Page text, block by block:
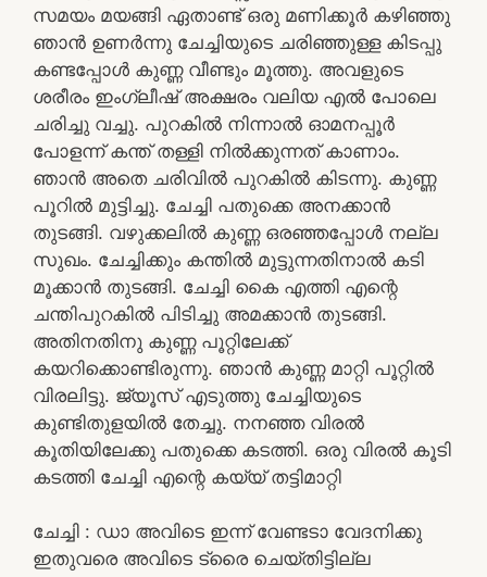
സമയം മയങ്ങി ഏതാണ്ട് ഒരു മണിക്കൂർ കഴിഞ്ഞു
ഞാൻ ഉണർന്നു ചേച്ചിയുടെ ചരിഞ്ഞുള്ള കിടപ്പു
കണ്ടപ്പോൾ കുണ്ണ വീണ്ടും മൂത്തു. അവളുടെ
ശരീരം ഇംഗ്ലീഷ് അക്ഷരം വലിയ എൽ പോലെ
ചരിച്ചു വച്ചു. പുറകിൽ നിന്നാൽ ഓമനപ്പൂർ
പോളന്ന് കന്ത് തള്ളി നിൽക്കുന്നത് കാണാം.
ഞാൻ അതെ ചരിവിൽ പുറകിൽ കിടന്നു. കുണ്ണ
പൂറിൽ മുട്ടിച്ചു. ചേച്ചി പതുക്കെ അനക്കാൻ
തുടങ്ങി. വഴുക്കലിൽ കുണ്ണ ഒരഞ്ഞപ്പോൾ നല്ല
സുഖം. ചേച്ചിക്കും കന്തിൽ മുട്ടുന്നതിനാൽ കടി
മൂക്കാൻ തുടങ്ങി. ചേച്ചി കൈ എത്തി എന്റെ
ചന്തിപുറകിൽ പിടിച്ചു അമക്കാൻ തുടങ്ങി.
അതിനതിനു കുണ്ണ പൂറ്റിലേക്ക്
കയറിക്കൊണ്ടിരുന്നു. ഞാൻ കുണ്ണ മാറ്റി പൂറ്റിൽ
വിരലിട്ടു. ജ്യൂസ് എടുത്തു ചേച്ചിയുടെ
കുണ്ടിതുളയിൽ തേച്ചു. നനഞ്ഞ വിരൽ
കൂതിയിലേക്കു പതുക്കെ കടത്തി. ഒരു വിരൽ കൂടി
കടത്തി ചേച്ചി എന്റെ കയ്യ് തട്ടിമാറ്റി
ചേച്ചി : ഡാ അവിടെ ഇന്ന് വേണ്ടടാ വേദനിക്കു
ഇതുവരെ അവിടെ ട്രൈ ചെയ്തിട്ടില്ല